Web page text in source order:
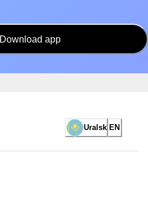
Download app
Uralsk EN